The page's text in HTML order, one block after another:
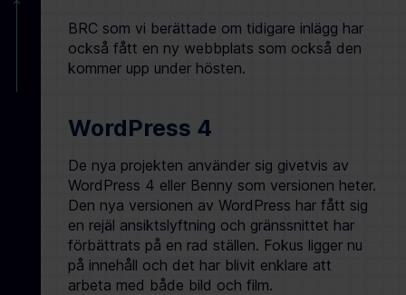
BRC som vi berättade om tidigare inlägg har
också fått en ny webbplats som också den
kommer upp under hösten.
WordPress 4
De nya projekten använder sig givetvis av
WordPress 4 eller Benny som versionen heter.
Den nya versionen av WordPress har fått sig
en rejäl ansiktslyftning och gränssnittet har
förbättrats på en rad ställen. Fokus ligger nu
på innehåll och det har blivit enklare att
arbeta med både bild och film.